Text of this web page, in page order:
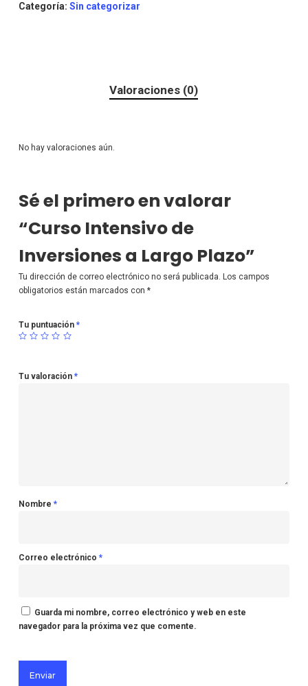
Categoría: Sin categorizar
Valoraciones (0)
No hay valoraciones aún.
Sé el primero en valorar
“Curso Intensivo de
Inversiones a Largo Plazo”
Tu dirección de correo electrónico no será publicada. Los campos
obligatorios están marcados con *
Tu puntuación *
Tu valoración *
Nombre *
Correo electrónico *
Guarda mi nombre, correo electrónico y web en este
navegador para la próxima vez que comente.